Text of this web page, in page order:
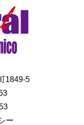
1849-5
ー